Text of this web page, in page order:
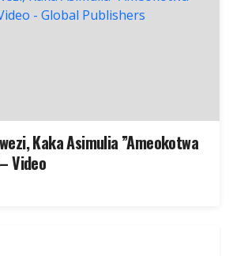
Kaka Asimulia ”Ameokotwa
Video